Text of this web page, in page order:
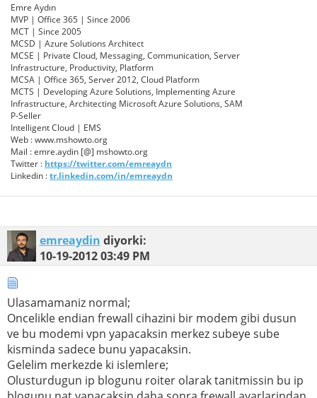
Emre Aydın
MVP | Office 365 | Since 2006
MCT | Since 2005
MCSD | Azure Solutions Architect
MCSE | Private Cloud, Messaging, Communication, Server
Infrastructure, Productivity, Platform
MCSA | Office 365, Server 2012, Cloud Platform
MCTS | Developing Azure Solutions, Implementing Azure
Infrastructure, Architecting Microsoft Azure Solutions, SAM
P-Seller
Intelligent Cloud | EMS
Web : www.mshowto.org
Mail : emre.aydin [@] mshowto.org
Twitter : https://twitter.com/emreaydn
Linkedin :tr.linkedin.com/in/emreaydn
emreaydin diyorki:
10-19-201203:49 PM
Ulasamamaniz normal;
Oncelikle endian frewall cihazini bir modem gibi dusun
ve bu modemi vpn yapacaksin merkez subeye sube
kisminda sadece bunu yapacaksin.
Gelelim merkezde ki islemlere;
Olusturdugun ip blogunu roiter olarak tanitmissin bu ip